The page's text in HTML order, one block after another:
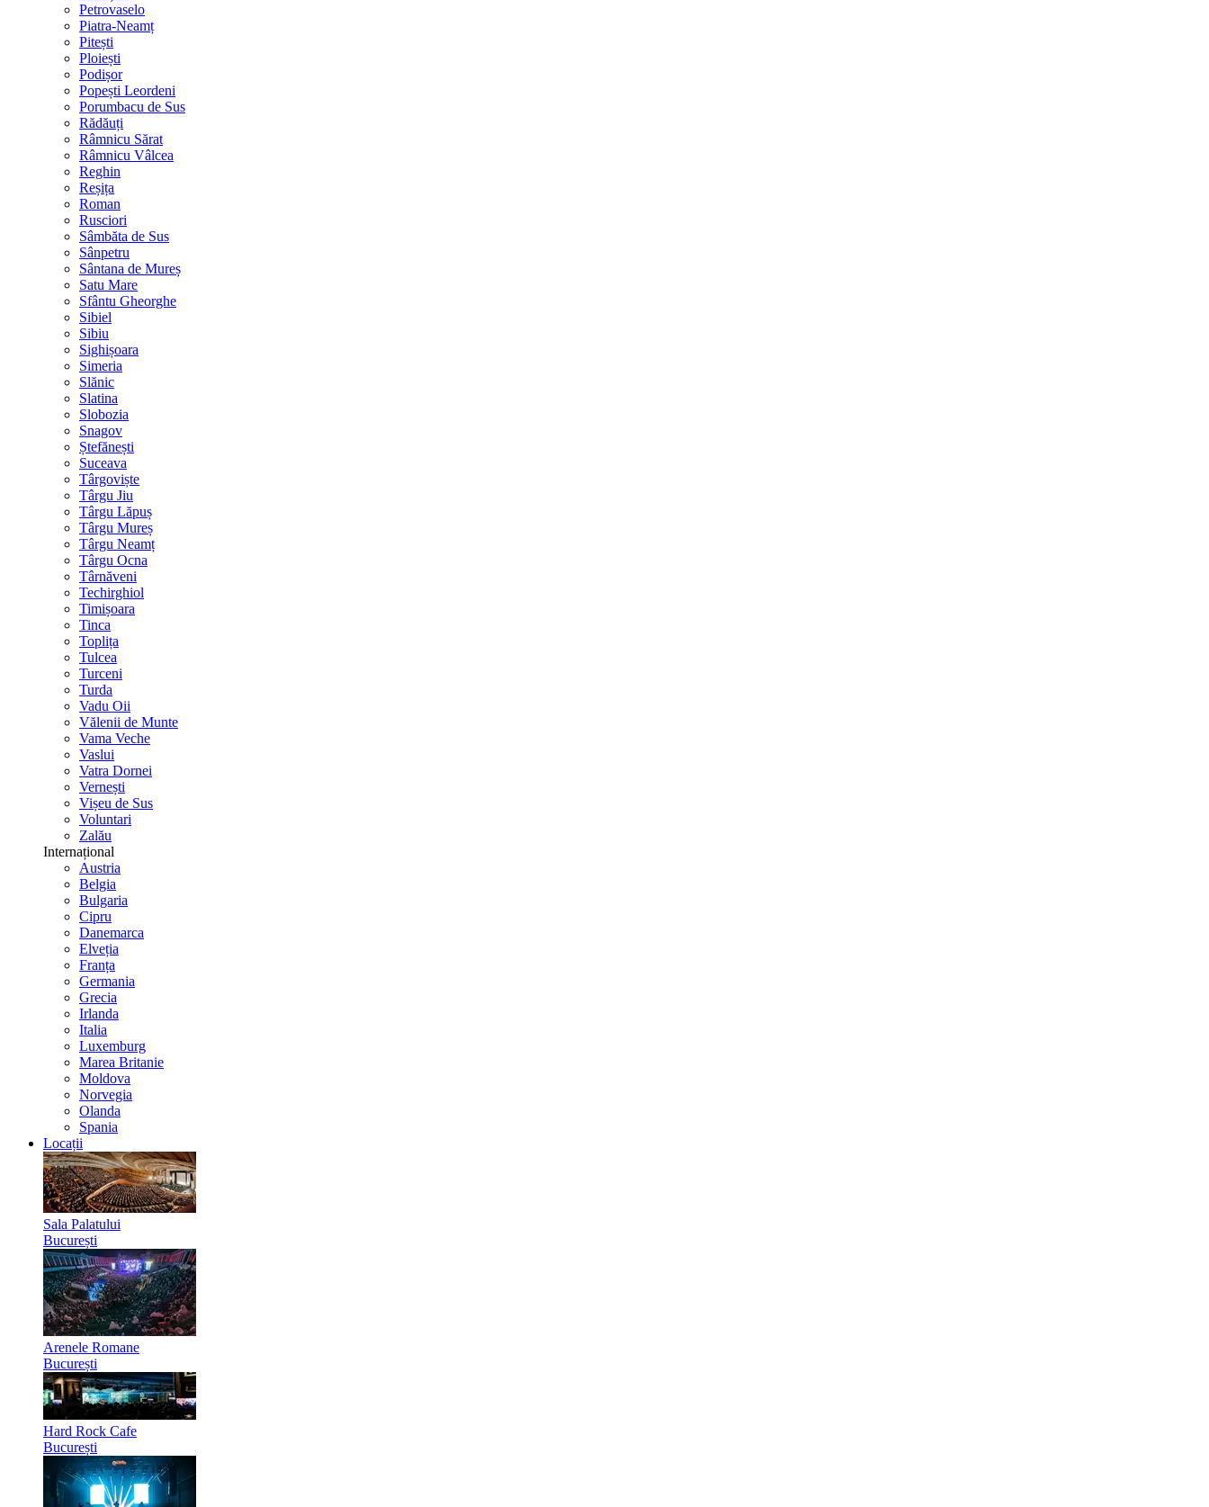
Petrovaselo
Piatra-Neamț
Pitești
Ploiești
Podișor
Popești Leordeni
Porumbacu de Sus
Rădăuți
Râmnicu Sărat
Râmnicu Vâlcea
Reghin
Reșița
Roman
Rusciori
Sâmbăta de Sus
Sânpetru
Sântana de Mureș
Satu Mare
Sfântu Gheorghe
Sibiel
Sibiu
Sighișoara
Simeria
Slănic
Slatina
Slobozia
Snagov
Ștefănești
Suceava
Târgoviște
Târgu Jiu
Târgu Lăpuș
Târgu Mureș
Târgu Neamț
Târgu Ocna
Târnăveni
Techirghiol
Timișoara
Tinca
Toplița
Tulcea
Turceni
Turda
Vadu Oii
Vălenii de Munte
Vama Veche
Vaslui
Vatra Dornei
Vernești
Vișeu de Sus
Voluntari
Zalău
Internațional
Austria
Belgia
Bulgaria
Cipru
Danemarca
Elveția
Franța
Germania
Grecia
Irlanda
Italia
Luxemburg
Marea Britanie
Moldova
Norvegia
Olanda
Spania
Locații
Sala Palatului
București
Arenele Romane
București
Hard Rock Cafe
București